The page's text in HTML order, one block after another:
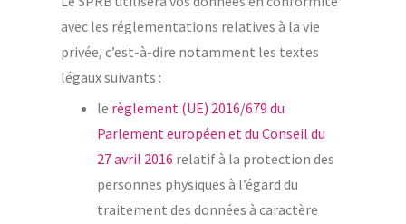
avec les réglementations relatives à la vie
privée, c’est-à-dire notamment les textes
légaux suivants :
le règlement (UE) 2016/679 du
Parlement européen et du Conseil du
27 avril 2016 relatif à la protection des
personnes physiques à l’égard du
traitement des données à caractère